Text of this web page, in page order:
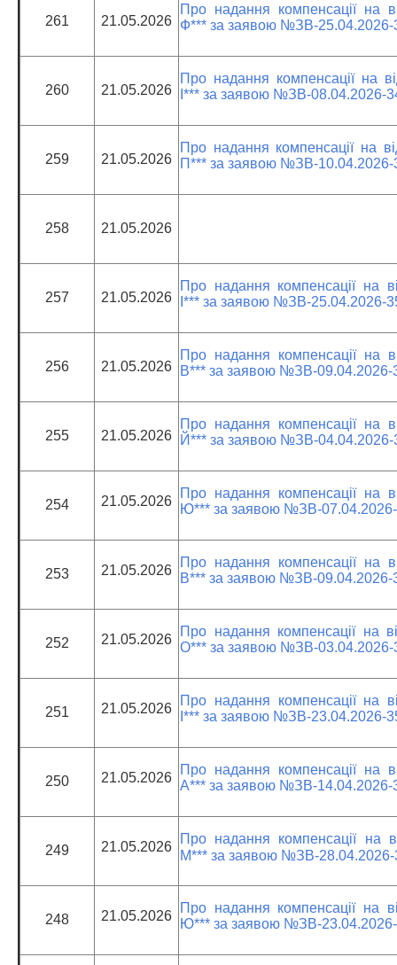
261 21.05.2026
Про надання компенсації на
Ф*** за заявою №ЗВ-25.04.2026-
260 21.05.2026
Про надання компенсації на
І*** за заявою №ЗВ-08.04.2026-
259 21.05.2026
Про надання компенсації на
П*** за заявою №ЗВ-10.04.2026-
258 21.05.2026
257 21.05.2026
Про надання компенсації на
І*** за заявою №ЗВ-25.04.2026-
256 21.05.2026
Про надання компенсації на
В*** за заявою №ЗВ-09.04.2026-
255 21.05.2026
Про надання компенсації на
Й*** за заявою №ЗВ-04.04.2026-
254 21.05.2026
Про надання компенсації на
Ю*** за заявою №ЗВ-
253 21.05.2026
Про надання компенсації на
В*** за заявою №ЗВ-09.04.2026-
252 21.05.2026
Про надання компенсації на
О*** за заявою №ЗВ-03.04.2026-
251 21.05.2026
Про надання компенсації на
І*** за заявою №ЗВ-23.04.2026-
250 21.05.2026
Про надання компенсації на
А*** за заявою №ЗВ-14.04.2026-
249 21.05.2026
Про надання компенсації на
М*** за заявою №ЗВ-28.04.2026-
248 21.05.2026
Про надання компенсації на
Ю*** за заявою №ЗВ-